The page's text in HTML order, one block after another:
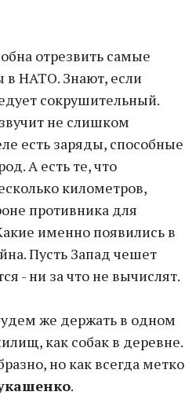
отрезвить самые
в НАТО. Знают, если
сокрушительный.
не слишком
есть заряды, способные
А есть те, что
километров,
противника для
именно появились в
Пусть Запад чешет
- ни за что не вычислят.
же держать в одном
как собак в деревне.
но как всегда метко
.